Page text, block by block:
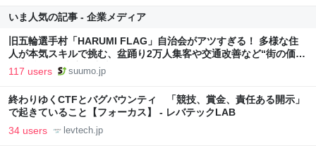
いま人気の記事 - 企業メディア
旧五輪選手村「HARUMI FLAG」自治会がアツすぎる！ 多様な住
人が本気スキルで挑む、盆踊り2万人集客や交通改善など“街の価値
向上”戦略 東京・中央区
117 users suumo.jp
終わりゆくCTFとバグバウンティ 「競技、賞金、責任ある開示」
で起きていること【フォーカス】 - レバテックLAB
34 users levtech.jp